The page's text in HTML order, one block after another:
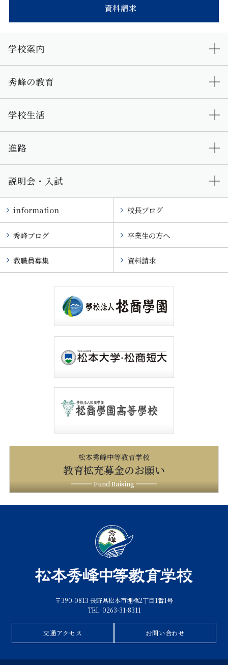
資料請求
学校案内
秀峰の教育
学校生活
進路
説明会・入試
information 校長ブログ
秀峰ブログ 卒業生の方へ
教職員募集 資料請求
松本秀峰中等教育学校
教育拡充募金のお願い
Fund Raising
〒390-0813 長野県松本市埋橋2丁目1番1号
TEL: 0263-31-8311
交通アクセス お問い合わせ